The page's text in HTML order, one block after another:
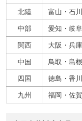
北陸
富山・石
中部
愛知・岐
関西
大阪・兵
中国
鳥取・島
四国
徳島・香
九州
福岡・佐